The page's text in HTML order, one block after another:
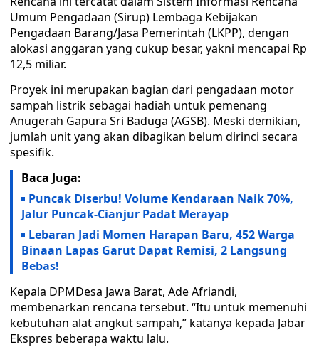
Umum Pengadaan (Sirup) Lembaga Kebijakan
Pengadaan Barang/Jasa Pemerintah (LKPP), dengan
alokasi anggaran yang cukup besar, yakni mencapai Rp
12,5 miliar.
Proyek ini merupakan bagian dari pengadaan motor
sampah listrik sebagai hadiah untuk pemenang
Anugerah Gapura Sri Baduga (AGSB). Meski demikian,
jumlah unit yang akan dibagikan belum dirinci secara
spesifik.
Baca Juga:
Puncak Diserbu! Volume Kendaraan Naik 70%,
Jalur Puncak-Cianjur Padat Merayap
Lebaran Jadi Momen Harapan Baru, 452 Warga
Binaan Lapas Garut Dapat Remisi, 2 Langsung
Bebas!
Kepala DPMDesa Jawa Barat, Ade Afriandi,
membenarkan rencana tersebut. “Itu untuk memenuhi
kebutuhan alat angkut sampah,” katanya kepada Jabar
Ekspres beberapa waktu lalu.